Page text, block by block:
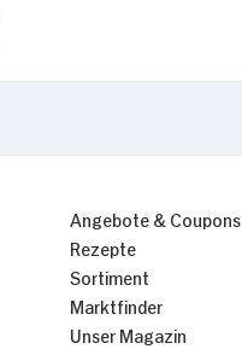
Angebote & Coupons
Rezepte
Sortiment
Marktfinder
Unser Magazin